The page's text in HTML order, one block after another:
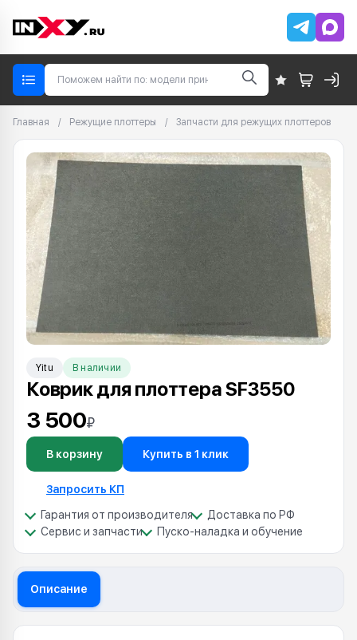
Главная / Режущие плоттеры / Запчасти для режущих плоттеров
Yitu В наличии
Коврик для плоттера SF3550
3 500₽
В корзину Купить в 1 клик
Запросить КП
Гарантия от производителя
Доставка по РФ
Сервис и запчасти
Пуско-наладка и обучение
Описание